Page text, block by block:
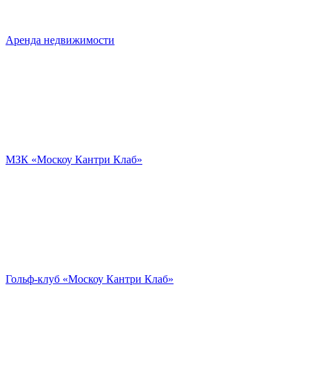
Аренда недвижимости
МЗК «Москоу Кантри Клаб»
Гольф-клуб «Москоу Кантри Клаб»